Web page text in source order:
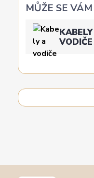
MŮŽE SE
VODIČE